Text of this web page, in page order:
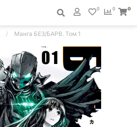
0
0 0
Манга БЕЗ/БАРВ. Том 1